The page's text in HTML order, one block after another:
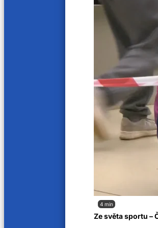
4 min
Ze světa sportu –
Související příspěvky